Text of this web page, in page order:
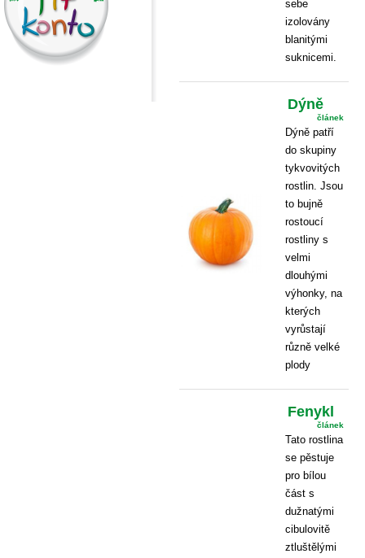
sebe
izolovány
blanitými
suknicemi.
Dýně
článek
Dýně patří
do skupiny
tykvovitých
rostlin. Jsou
to bujně
rostoucí
rostliny s
velmi
dlouhými
výhonky, na
kterých
vyrůstají
různě velké
plody
Fenykl
článek
Tato rostlina
se pěstuje
pro bílou
část s
dužnatými
cibulovitě
ztluštělými